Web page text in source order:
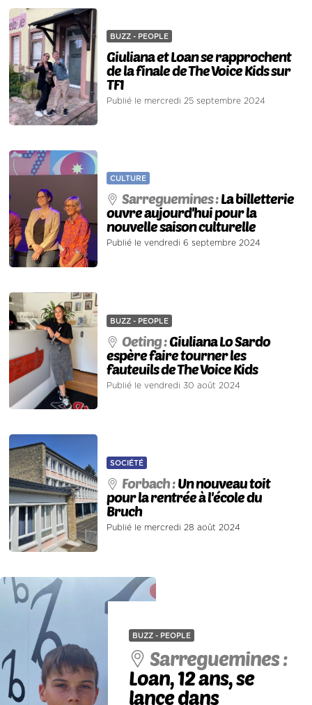
BUZZ - PEOPLE
Giuliana et Loan se rapprochent
de la finale de The Voice Kids sur
TF1
Publié le mercredi 25 septembre 2024
CULTURE
Sarreguemines :La billetterie
ouvre aujourd'hui pour la
nouvelle saison culturelle
Publié le vendredi 6 septembre 2024
BUZZ - PEOPLE
Oeting :Giuliana Lo Sardo
espère faire tourner les
fauteuils de The Voice Kids
Publié le vendredi 30 août 2024
SOCIÉTÉ
Forbach :Un nouveau toit
pour la rentrée à l'école du
Bruch
Publié le mercredi 28 août 2024
BUZZ - PEOPLE
Sarreguemines :
Loan, 12 ans, se
lance dans